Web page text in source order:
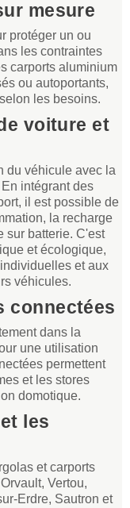
mesure
protéger un ou
les contraintes
carports aluminium
ou autoportants,
les besoins.
voiture et
du véhicule avec la
intégrant des
il est possible de
la recharge
sur batterie. C'est
et écologique,
et aux
véhicules.
connectées
dans la
une utilisation
permettent
et les stores
domotique.
les
et carports
Vertou,
Erdre, Sautron et